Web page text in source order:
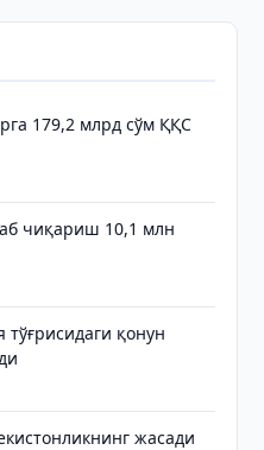
179,2 млрд сўм ҚҚС
чиқариш 10,1 млн
қонун
жасади